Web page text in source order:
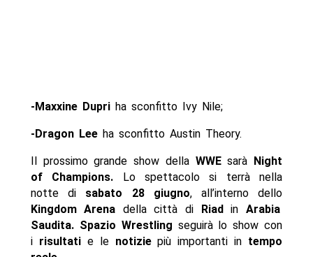
-Maxxine Dupriha sconfitto Ivy Nile;
-Dragon Leeha sconfitto Austin Theory.
Il prossimo grande show della WWEsarà
Night
of Champions. Lo spettacolo si terrà nella
notte di sabato 28 giugno, all’interno dello
Kingdom Arena della città di Riad in Arabia
Saudita. Spazio Wrestling seguirà lo show con
i risultatie le notiziepiù importanti in tempo